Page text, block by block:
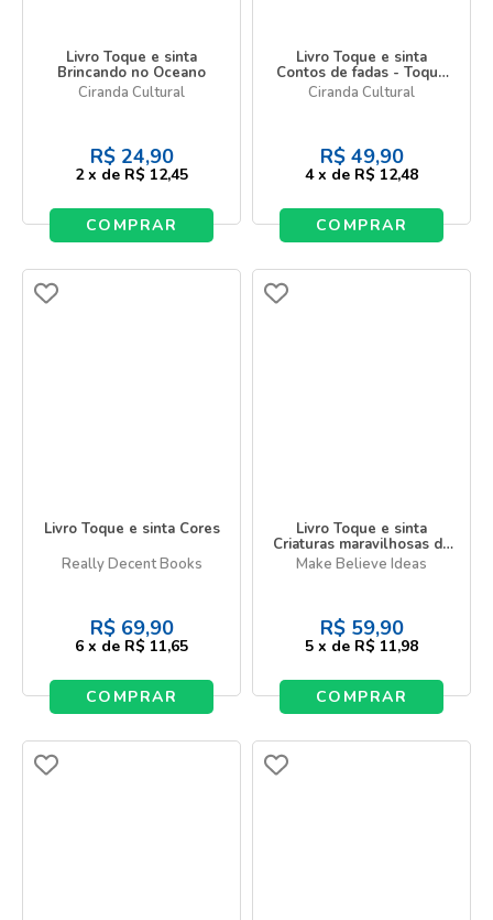
Livro Toque e sinta
Brincando no Oceano
Ciranda Cultural
R$ 24,90
2 x de R$ 12,45
COMPRAR
Livro Toque e sinta
Contos de fadas - Toque
sinta e aprenda
Ciranda Cultural
R$ 49,90
4 x de R$ 12,48
COMPRAR
Livro Toque e sinta Cores
Really Decent Books
R$ 69,90
6 x de R$ 11,65
COMPRAR
Livro Toque e sinta
Criaturas maravilhosas de
Deus
Make Believe Ideas
R$ 59,90
5 x de R$ 11,98
COMPRAR